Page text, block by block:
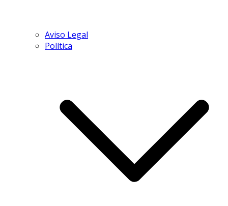
Aviso Legal
Política